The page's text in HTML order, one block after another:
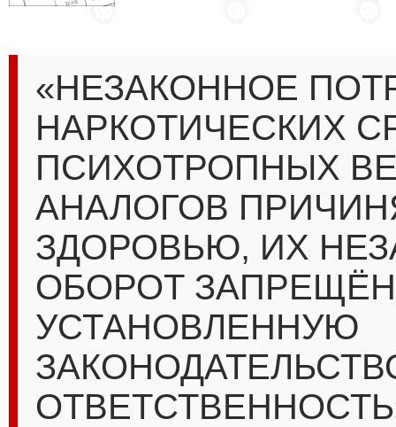
«НЕЗАКОННОЕ
НАРКОТИЧЕСКИХ
ПСИХОТРОПНЫХ
АНАЛОГОВ
ЗДОРОВЬЮ, ИХ
ОБОРОТ
УСТАНОВЛЕННУЮ